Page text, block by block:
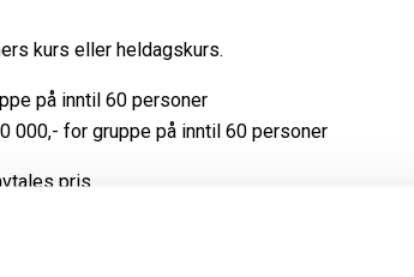
kurs eller heldagskurs.
på inntil 60 personer
000,- for gruppe på inntil 60 personer
pris.